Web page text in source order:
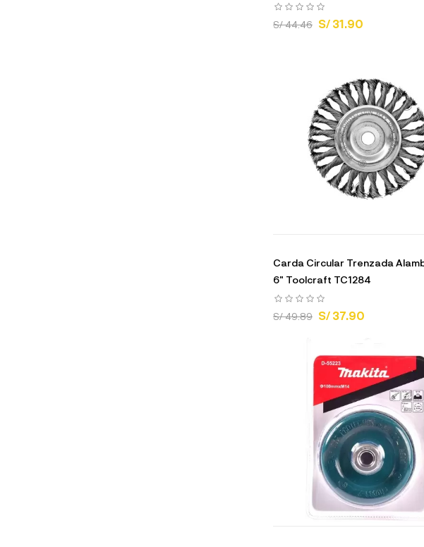
S/ 44.46 S/ 31.90
Carda Circular Trenzada
6" Toolcraft TC1284
S/ 49.89 S/ 37.90